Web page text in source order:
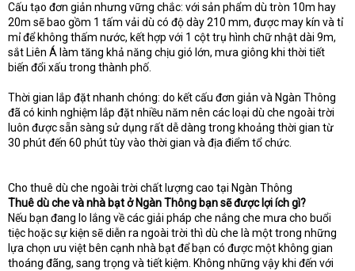
Cấu tạo đơn giản nhưng vững chắc: với sản phẩm dù tròn 10m hay
20m sẽ bao gồm 1 tấm vải dù có độ dày 210 mm, được may kín và tỉ
mỉ để không thấm nước, kết hợp với 1 cột trụ hình chữ nhật dài 9m,
sắt Liên Á làm tăng khả năng chịu gió lớn, mưa giông khi thời tiết
biến đổi xấu trong thành phố.
Thời gian lắp đặt nhanh chóng: do kết cấu đơn giản và Ngàn Thông
đã có kinh nghiệm lắp đặt nhiều năm nên các loại dù che ngoài trời
luôn được sẵn sàng sử dụng rất dễ dàng trong khoảng thời gian từ
30 phút đến 60 phút tùy vào thời gian và địa điểm tổ chức.
Cho thuê dù che ngoài trời chất lượng cao tại Ngàn Thông
Thuê dù che và nhà bạt ở Ngàn Thông bạn sẽ được lợi ích gì?
Nếu bạn đang lo lắng về các giải pháp che nắng che mưa cho buổi
tiệc hoặc sự kiện sẽ diễn ra ngoài trời thì dù che là một trong những
lựa chọn ưu việt bên cạnh nhà bạt để bạn có được một không gian
thoáng đãng, sang trọng và tiết kiệm. Không những vậy khi đến với